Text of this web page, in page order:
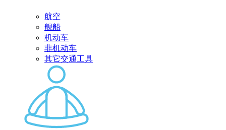
航空
舰船
机动车
非机动车
其它交通工具